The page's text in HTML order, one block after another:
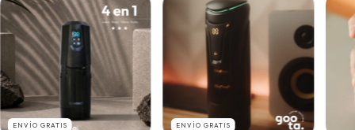
ENVÍO GRATIS ENVÍO GRATIS